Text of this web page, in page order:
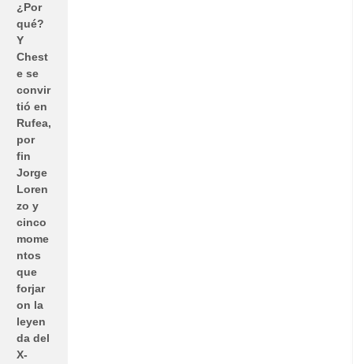
¿Por
qué?
Y
Chest
e se
convir
tió en
Rufea,
por
fin
Jorge
Loren
zo y
cinco
mome
ntos
que
forjar
on la
leyen
da del
X-